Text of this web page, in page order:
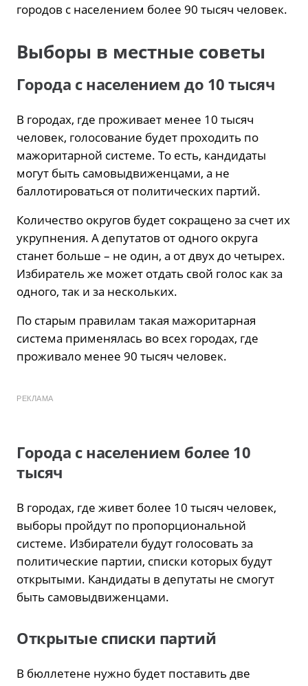
городов с населением более 90 тысяч человек.
Выборы в местные советы
Города с населением до 10 тысяч
В городах, где проживает менее 10 тысяч
человек, голосование будет проходить по
мажоритарной системе. То есть, кандидаты
могут быть самовыдвиженцами, а не
баллотироваться от политических партий.
Количество округов будет сокращено за счет их
укрупнения. А депутатов от одного округа
станет больше – не один, а от двух до четырех.
Избиратель же может отдать свой голос как за
одного, так и за нескольких.
По старым правилам такая мажоритарная
система применялась во всех городах, где
проживало менее 90 тысяч человек.
РЕКЛАМА
Города с населением более 10
тысяч
В городах, где живет более 10 тысяч человек,
выборы пройдут по пропорциональной
системе. Избиратели будут голосовать за
политические партии, списки которых будут
открытыми. Кандидаты в депутаты не смогут
быть самовыдвиженцами.
Открытые списки партий
В бюллетене нужно будет поставить две